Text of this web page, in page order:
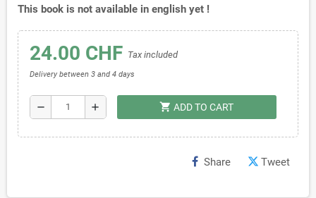
This book is not available in english yet !
24.00 CHF Tax included
Delivery between 3 and 4 days
remove add shopping_cart ADD TO CART
Share Tweet